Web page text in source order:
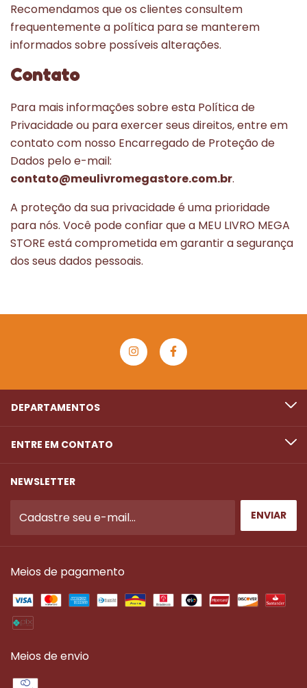
Recomendamos que os clientes consultem
frequentemente a política para se manterem
informados sobre possíveis alterações.
Contato
Para mais informações sobre esta Política de
Privacidade ou para exercer seus direitos, entre em
contato com nosso Encarregado de Proteção de
Dados pelo e-mail:
contato@meulivromegastore.com.br.
A proteção da sua privacidade é uma prioridade
para nós. Você pode confiar que a MEU LIVRO MEGA
STORE está comprometida em garantir a segurança
dos seus dados pessoais.
DEPARTAMENTOS
ENTRE EM CONTATO
NEWSLETTER
Meios de pagamento
Meios de envio